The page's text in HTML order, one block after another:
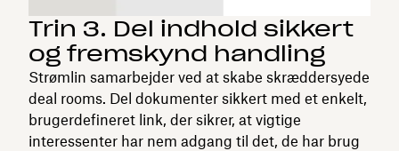
Trin 3. Del indhold sikkert
og fremskynd handling
Strømlin samarbejder ved at skabe skræddersyede
deal rooms. Del dokumenter sikkert med et enkelt,
brugerdefineret link, der sikrer, at vigtige
interessenter har nem adgang til det, de har brug